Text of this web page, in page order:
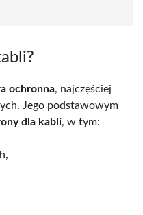
ochronna, najczęściej
Jego podstawowym
dla kabli, w tym: